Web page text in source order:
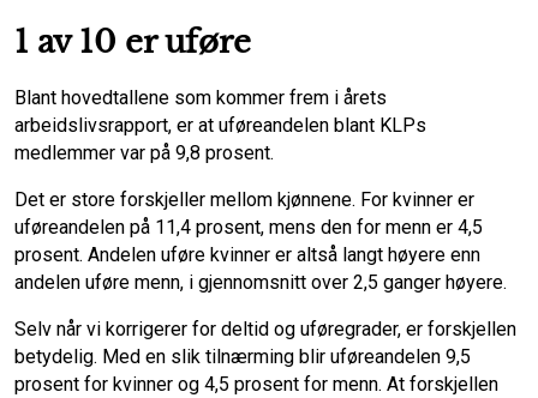
1 av 10 er uføre
Blant hovedtallene som kommer frem i årets
arbeidslivsrapport, er at uføreandelen blant KLPs
medlemmer var på 9,8 prosent.
Det er store forskjeller mellom kjønnene. For kvinner er
uføreandelen på 11,4 prosent, mens den for menn er 4,5
prosent. Andelen uføre kvinner er altså langt høyere enn
andelen uføre menn, i gjennomsnitt over 2,5 ganger høyere.
Selv når vi korrigerer for deltid og uføregrader, er forskjellen
betydelig. Med en slik tilnærming blir uføreandelen 9,5
prosent for kvinner og 4,5 prosent for menn. At forskjellen